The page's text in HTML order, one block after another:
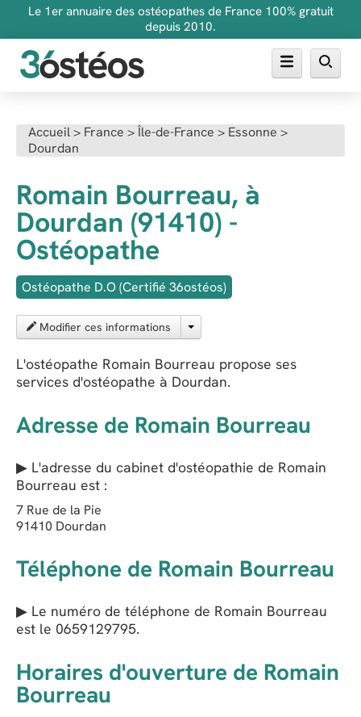
Le 1er annuaire des ostéopathes de France 100% gratuit
depuis 2010.
FAQ
Inscrire son cabinet
Accueil> France >Île-de-France > Essonne >
Dourdan
Romain Bourreau, à
Dourdan (91410) -
Ostéopathe
Ostéopathe D.O (Certifié 36ostéos)
Modifier ces informations
L'ostéopathe Romain Bourreau propose ses
services d'ostéopathe à Dourdan.
Adresse de Romain Bourreau
▶ L'adresse du cabinet d'ostéopathie de Romain
Bourreau est :
7 Rue de la Pie
91410 Dourdan
Téléphone de Romain Bourreau
▶ Le numéro de téléphone de Romain Bourreau
est le 0659129795.
Horaires d'ouverture de Romain
Bourreau